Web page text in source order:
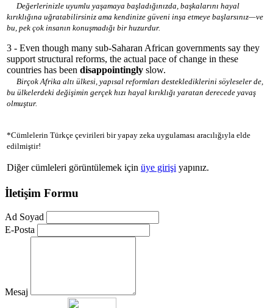
Değerlerinizle uyumlu yaşamaya başladığınızda, başkalarını hayal
kırıklığına uğratabilirsiniz ama kendinize güveni inşa etmeye başlarsınız—ve
bu, pek çok insanın konuşmadığı bir huzurdur.
3 - Even though many sub-Saharan African governments say they
support structural reforms, the actual pace of change in these
countries has been disappointingly slow.
Birçok Afrika altı ülkesi, yapısal reformları desteklediklerini söyleseler de,
bu ülkelerdeki değişimin gerçek hızı hayal kırıklığı yaratan derecede yavaş
olmuştur.
*Cümlelerin Türkçe çevirileri bir yapay zeka uygulaması aracılığıyla elde
edilmiştir!
Diğer cümleleri görüntülemek için üye girişi yapınız.
İletişim Formu
Ad Soyad
E-Posta
Mesaj